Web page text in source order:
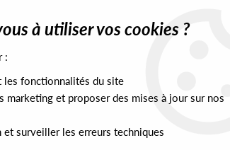
EXCLUSIVES PRESALES EXCLUSIVES
à utiliser vos cookies ?
:
fonctionnalités du site
marketing et proposer des mises à jour sur nos
surveiller les erreurs techniques